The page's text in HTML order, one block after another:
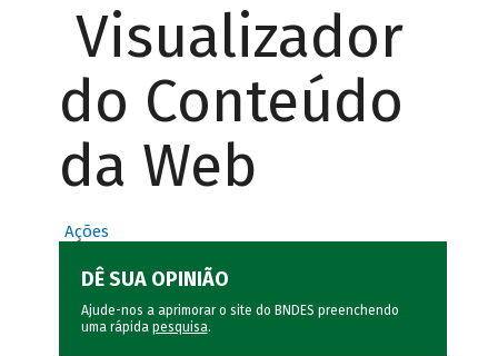
Visualizador
do Conteúdo
da Web
Ações
DÊ SUA OPINIÃO
Ajude-nos a aprimorar o site do BNDES preenchendo
uma rápida pesquisa.